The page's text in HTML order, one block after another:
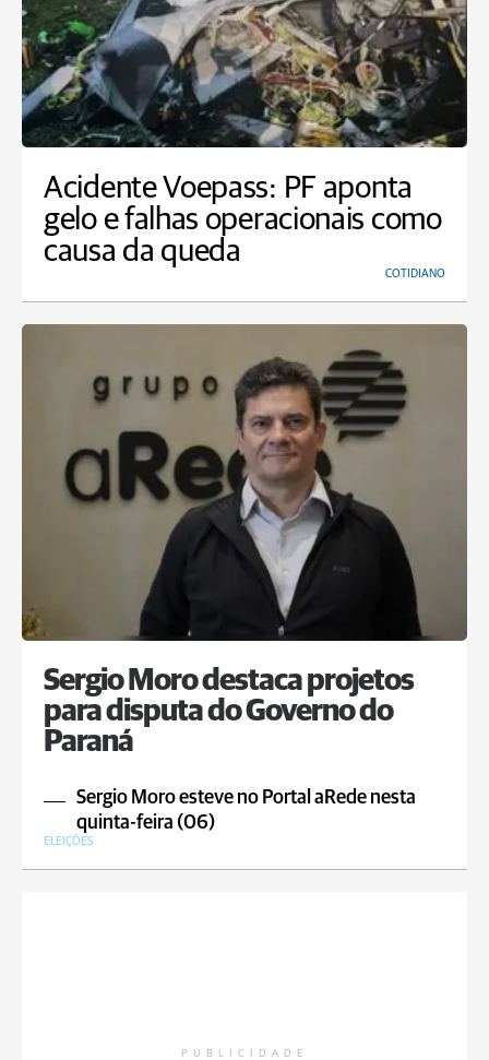
Acidente Voepass: PF aponta
gelo e falhas operacionais como
causa da queda
COTIDIANO
Sergio Moro destaca projetos
para disputa do Governo do
Paraná
Sergio Moro esteve no Portal aRede nesta
quinta-feira (06)
ELEIÇÕES
PUBLICIDADE